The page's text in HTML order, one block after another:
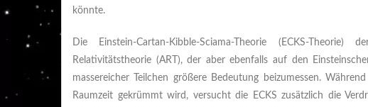
könnte.
Die Einstein-Cartan-Kibble-Sciama-Theorie (ECKS-
Relativitätstheorie (ART), der aber ebenfalls auf den
massereicher Teilchen größere Bedeutung beizumessen.
Raumzeit gekrümmt wird, versucht die ECKS zusätzlich die